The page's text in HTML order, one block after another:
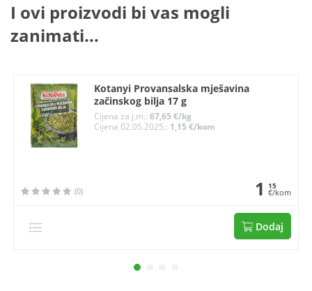
I ovi proizvodi bi vas mogli
zanimati...
Kotanyi Provansalska mješavina
začinskog bilja 17 g
Cijena za j.m.: 67,65 €/kg
Cijena 02.05.2025.: 1,15 €/kom
(0) 1 15
€/kom
Dodaj